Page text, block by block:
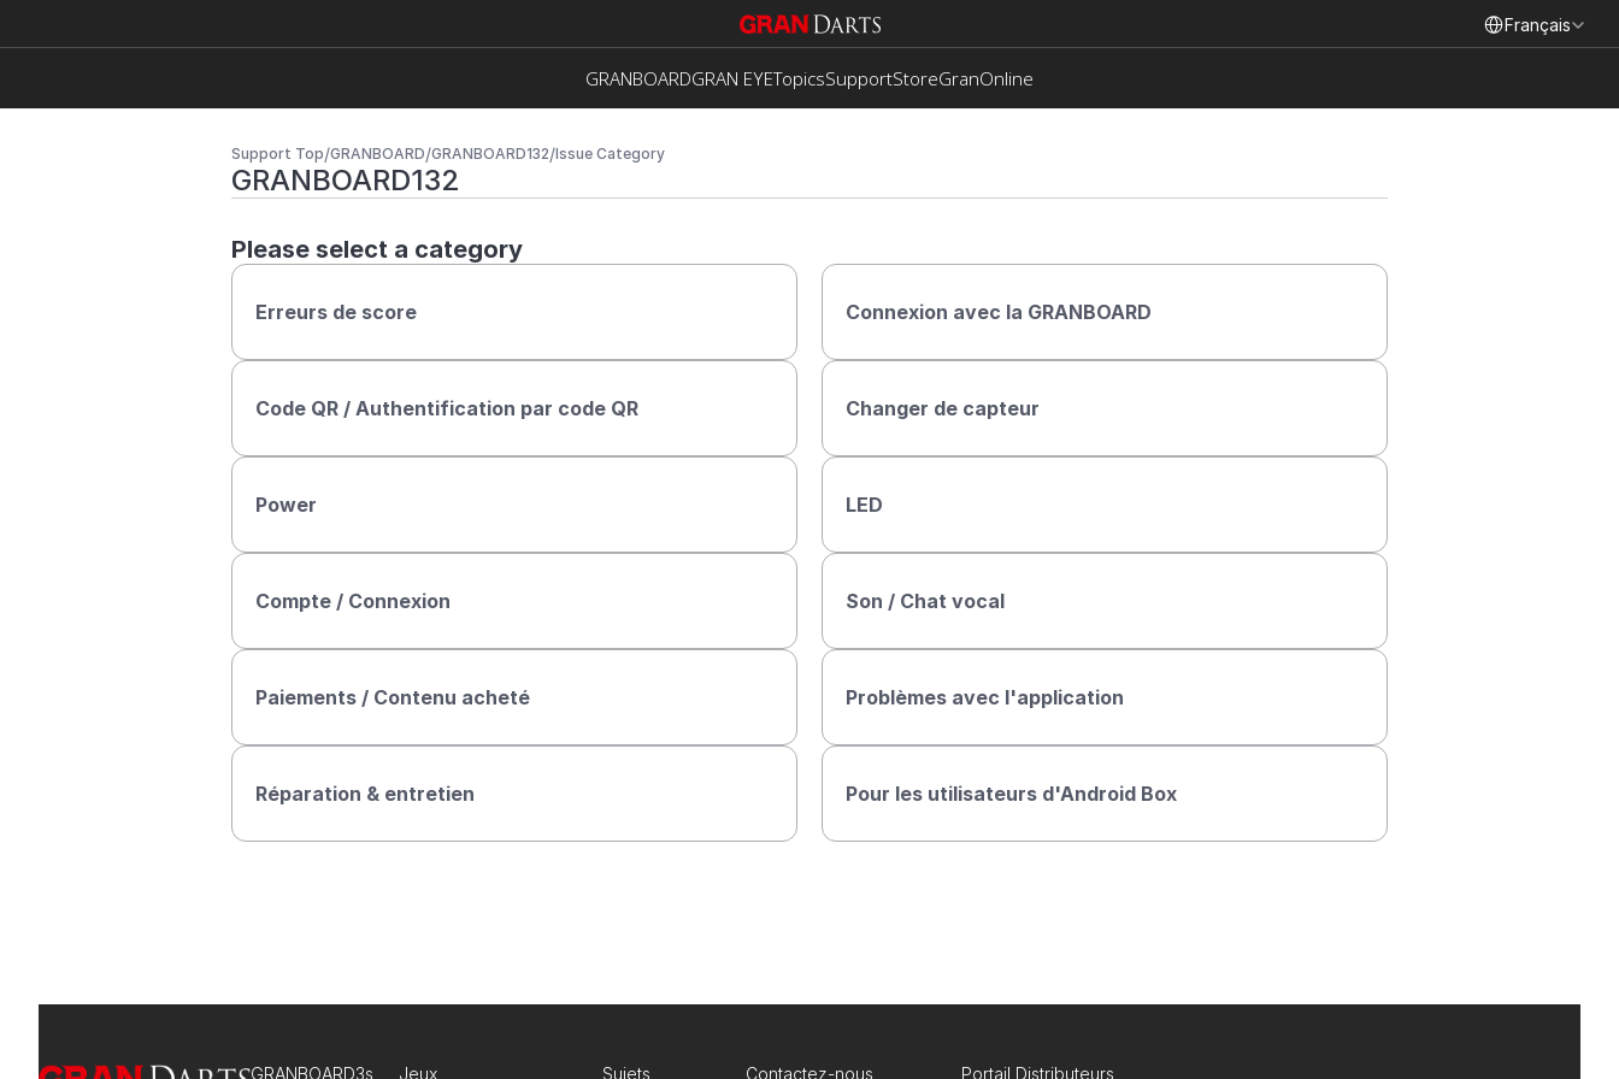
Français
GRANBOARDGRAN EYETopicsSupportStoreGranOnline
Support Top/GRANBOARD/GRANBOARD132/Issue Category
GRANBOARD132
Please select a category
Erreurs de score
Code QR / Authentification par code QR
Power
Compte / Connexion
Paiements / Contenu acheté
Réparation & entretien
Connexion avec la GRANBOARD
Changer de capteur
LED
Son / Chat vocal
Problèmes avec l'application
Pour les utilisateurs d'Android Box
GRANBOARD3s Jeux Sujets Contactez-nous Portail Distributeurs